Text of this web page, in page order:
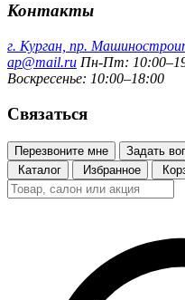
Контакты
г. Курган, пр.
ap@mail.ru Пн-Пт:
Воскресенье: 10:00–18:00
Связаться
Перезвоните мне
Задать
Каталог
Избранное